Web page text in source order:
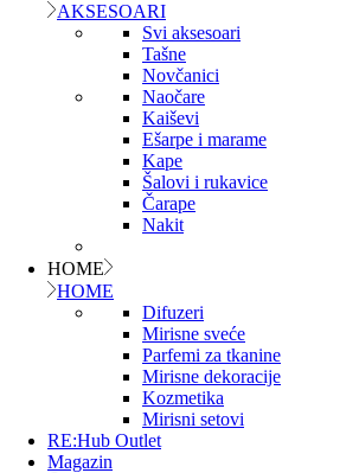
AKSESOARI
Svi aksesoari
Tašne
Novčanici
Naočare
Kaiševi
Ešarpe i marame
Kape
Šalovi i rukavice
Čarape
Nakit
HOME
HOME
Difuzeri
Mirisne sveće
Parfemi za tkanine
Mirisne dekoracije
Kozmetika
Mirisni setovi
RE:Hub Outlet
Magazin